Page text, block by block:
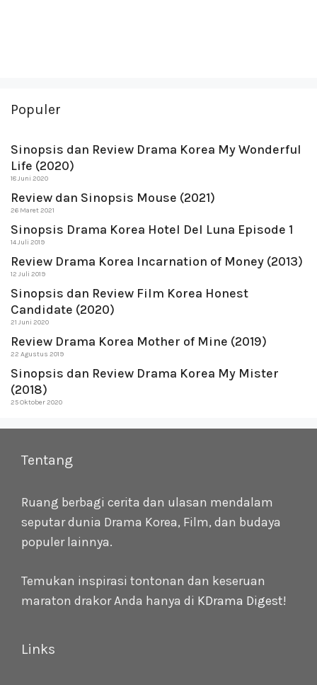
Populer
Sinopsis dan Review Drama Korea My Wonderful
Life (2020)
18 Juni 2020
Review dan Sinopsis Mouse (2021)
26 Maret 2021
Sinopsis Drama Korea Hotel Del Luna Episode 1
14 Juli 2019
Review Drama Korea Incarnation of Money (2013)
12 Juli 2019
Sinopsis dan Review Film Korea Honest
Candidate (2020)
21 Juni 2020
Review Drama Korea Mother of Mine (2019)
22 Agustus 2019
Sinopsis dan Review Drama Korea My Mister
(2018)
25 Oktober 2020
Tentang
Ruang berbagi cerita dan ulasan mendalam
seputar dunia Drama Korea, Film, dan budaya
populer lainnya.
Temukan inspirasi tontonan dan keseruan
maraton drakor Anda hanya di KDrama Digest!
Links